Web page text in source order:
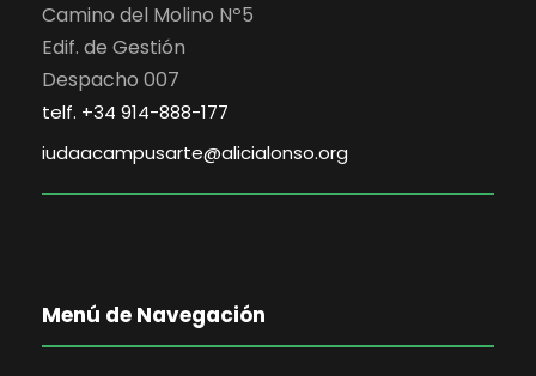
Camino del Molino Nº5
Edif. de Gestión
Despacho 007
telf. +34 914-888-177
iudaacampusarte@alicialonso.org
Menú de Navegación